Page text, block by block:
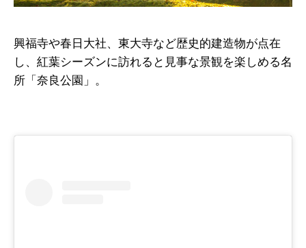
興福寺や春日大社、東大寺など歴史的建造物が点在
し、紅葉シーズンに訪れると見事な景観を楽しめる名
所「奈良公園」。